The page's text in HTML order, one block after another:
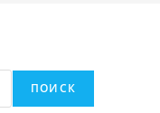
веб-
ПОИСК